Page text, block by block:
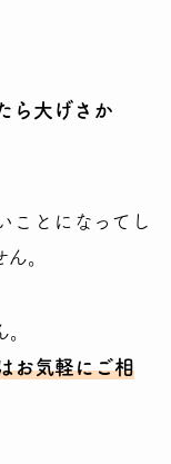
ら大げさか
ことになってし
。
お気軽にご相